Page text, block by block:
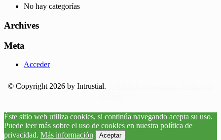
No hay categorías
Archives
Meta
Acceder
© Copyright 2026 by Intrustial.
Éste sitio web utiliza cookies, si continúa navegando acepta su uso.
Puede leer más sobre el uso de cookies en nuestra política de
privacidad. Más información Aceptar